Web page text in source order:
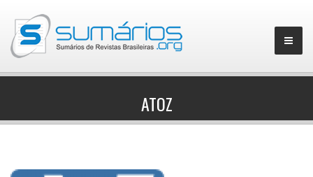
▼
ATOZ